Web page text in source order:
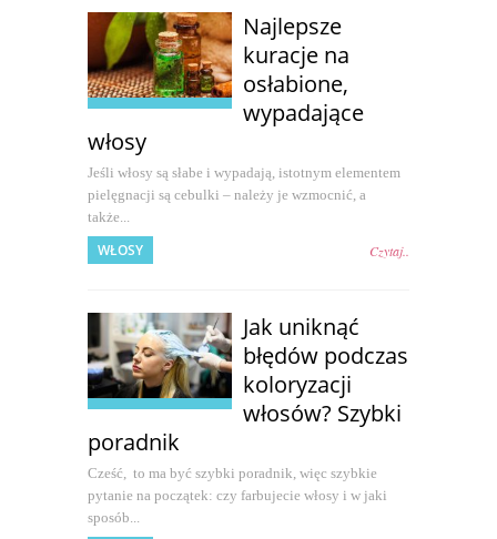
Najlepsze
kuracje na
osłabione,
wypadające
włosy
Jeśli włosy są słabe i wypadają, istotnym elementem
pielęgnacji są cebulki – należy je wzmocnić, a
także...
WŁOSY Czytaj..
Jak uniknąć
błędów podczas
koloryzacji
włosów? Szybki
poradnik
Cześć, to ma być szybki poradnik, więc szybkie
pytanie na początek: czy farbujecie włosy i w jaki
sposób...